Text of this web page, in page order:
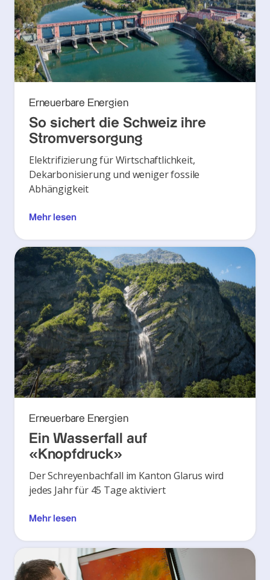
Erneuerbare Energien
So sichert die Schweiz ihre
Stromversorgung
Elektrifizierung für Wirtschaftlichkeit,
Dekarbonisierung und weniger fossile
Abhängigkeit
Mehr lesen
Erneuerbare Energien
Ein Wasserfall auf
«Knopfdruck»
Der Schreyenbachfall im Kanton Glarus wird
jedes Jahr für 45 Tage aktiviert
Mehr lesen